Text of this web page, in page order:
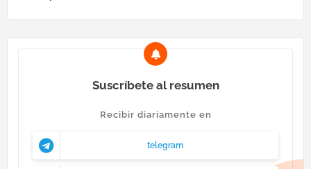
Suscríbete al resumen
Recibir diariamente en
telegram